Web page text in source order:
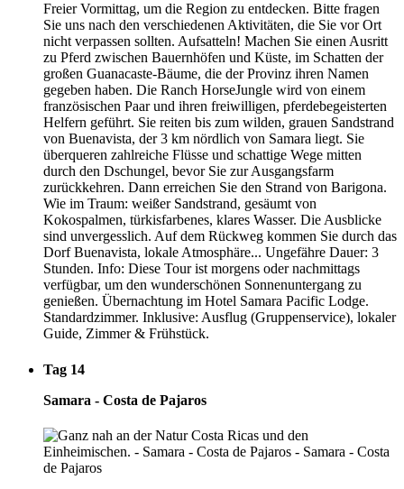
Freier Vormittag, um die Region zu entdecken. Bitte fragen
Sie uns nach den verschiedenen Aktivitäten, die Sie vor Ort
nicht verpassen sollten. Aufsatteln! Machen Sie einen Ausritt
zu Pferd zwischen Bauernhöfen und Küste, im Schatten der
großen Guanacaste-Bäume, die der Provinz ihren Namen
gegeben haben. Die Ranch HorseJungle wird von einem
französischen Paar und ihren freiwilligen, pferdebegeisterten
Helfern geführt. Sie reiten bis zum wilden, grauen Sandstrand
von Buenavista, der 3 km nördlich von Samara liegt. Sie
überqueren zahlreiche Flüsse und schattige Wege mitten
durch den Dschungel, bevor Sie zur Ausgangsfarm
zurückkehren. Dann erreichen Sie den Strand von Barigona.
Wie im Traum: weißer Sandstrand, gesäumt von
Kokospalmen, türkisfarbenes, klares Wasser. Die Ausblicke
sind unvergesslich. Auf dem Rückweg kommen Sie durch das
Dorf Buenavista, lokale Atmosphäre... Ungefähre Dauer: 3
Stunden. Info: Diese Tour ist morgens oder nachmittags
verfügbar, um den wunderschönen Sonnenuntergang zu
genießen. Übernachtung im Hotel Samara Pacific Lodge.
Standardzimmer. Inklusive: Ausflug (Gruppenservice), lokaler
Guide, Zimmer & Frühstück.
Tag 14
Samara - Costa de Pajaros